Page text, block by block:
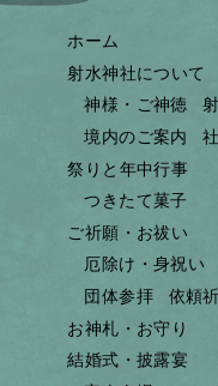
ホーム
射水神社について
神様・ご神徳
境内のご案内
祭りと年中行事
つきたて菓子
ご祈願・お祓い
厄除け・身祝い
団体参拝
依頼
お神札・お守り
結婚式・披露宴